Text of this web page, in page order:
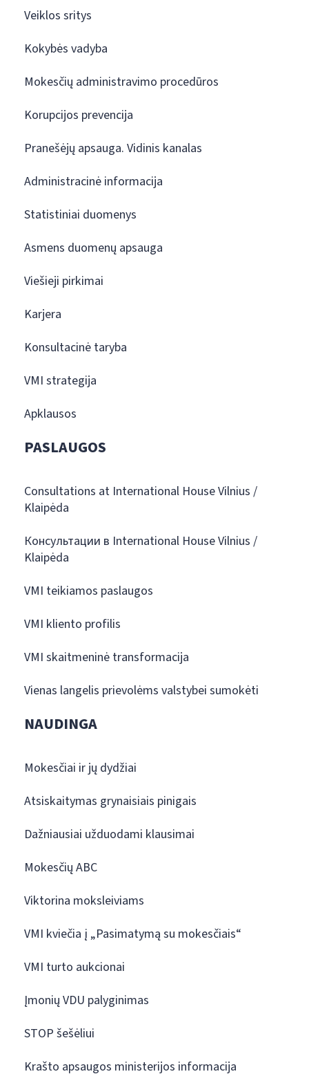
Veiklos sritys
Kokybės vadyba
Mokesčių administravimo procedūros
Korupcijos prevencija
Pranešėjų apsauga. Vidinis kanalas
Administracinė informacija
Statistiniai duomenys
Asmens duomenų apsauga
Viešieji pirkimai
Karjera
Konsultacinė taryba
VMI strategija
Apklausos
PASLAUGOS
Consultations at International House Vilnius /
Klaipėda
Консультации в International House Vilnius /
Klaipėda
VMI teikiamos paslaugos
VMI kliento profilis
VMI skaitmeninė transformacija
Vienas langelis prievolėms valstybei sumokėti
NAUDINGA
Mokesčiai ir jų dydžiai
Atsiskaitymas grynaisiais pinigais
Dažniausiai užduodami klausimai
Mokesčių ABC
Viktorina moksleiviams
VMI kviečia į „Pasimatymą su mokesčiais“
VMI turto aukcionai
Įmonių VDU palyginimas
STOP šešėliui
Krašto apsaugos ministerijos informacija